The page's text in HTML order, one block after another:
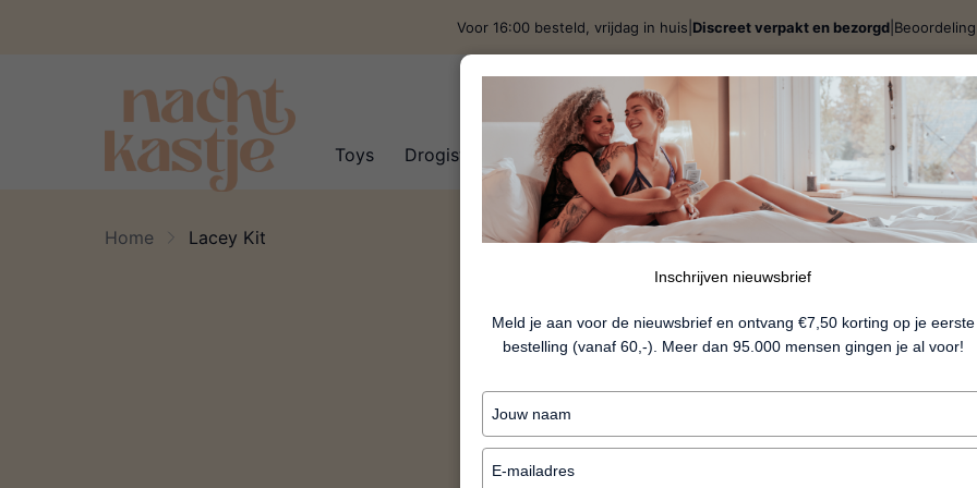
Inschrijven nieuwsbrief
Meld je aan voor de nieuwsbrief en ontvang €7,50 korting op je eerste
bestelling (vanaf 60,-). Meer dan 95.000 mensen gingen je al voor!
naam
Voor 16:00 besteld, vrijdag in huis Discreet verpakt en bezorgd
Toys Drogisterij Spellen & Giftsets Lingerie Fun
Home Lacey Kit Lacey Kit
€19.99
+ Satijn